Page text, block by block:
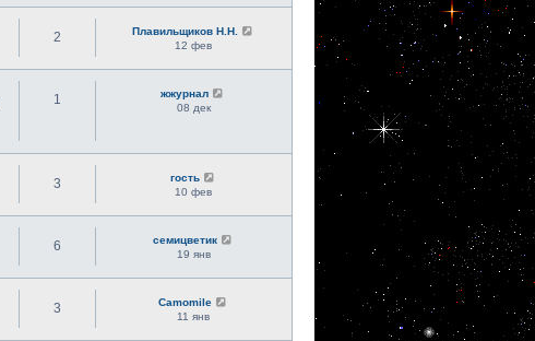
2
Плавильщиков Н.Н.
12 фев
1
жжурнал
08 дек
3
гость
10 фев
6
семицветик
19 янв
3
Camomile
11 янв